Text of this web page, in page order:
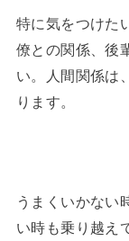
特に気をつけた
僚との関係、後
い。人間関係は
ります。
うまくいかない
い時も乗り越え